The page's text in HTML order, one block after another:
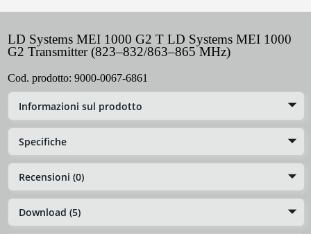
LD Systems MEI 1000 G2 T LD Systems MEI 1000
G2 Transmitter (823–832/863–865 MHz)
Cod. prodotto: 9000-0067-6861
Informazioni sul prodotto
Specifiche
Recensioni (0)
Download (5)